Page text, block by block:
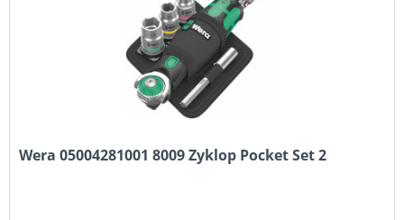
Wera 05004281001 8009 Zyklop Pocket Set 2